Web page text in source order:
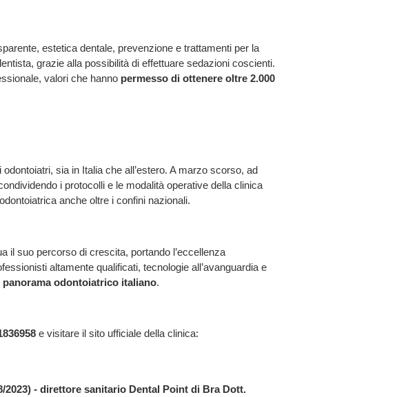
estetica dentale, prevenzione e trattamenti per la
grazie alla possibilità di effettuare sedazioni coscienti.
valori che hanno permesso di ottenere oltre 2.000
sia in Italia che all’estero. A marzo scorso, ad
i protocolli e le modalità operative della clinica
anche oltre i confini nazionali.
il suo percorso di crescita, portando l’eccellenza
altamente qualificati, tecnologie all’avanguardia e
odontoiatrico italiano.
e visitare il sito ufficiale della clinica:
2023) - direttore sanitario Dental Point di Bra Dott.